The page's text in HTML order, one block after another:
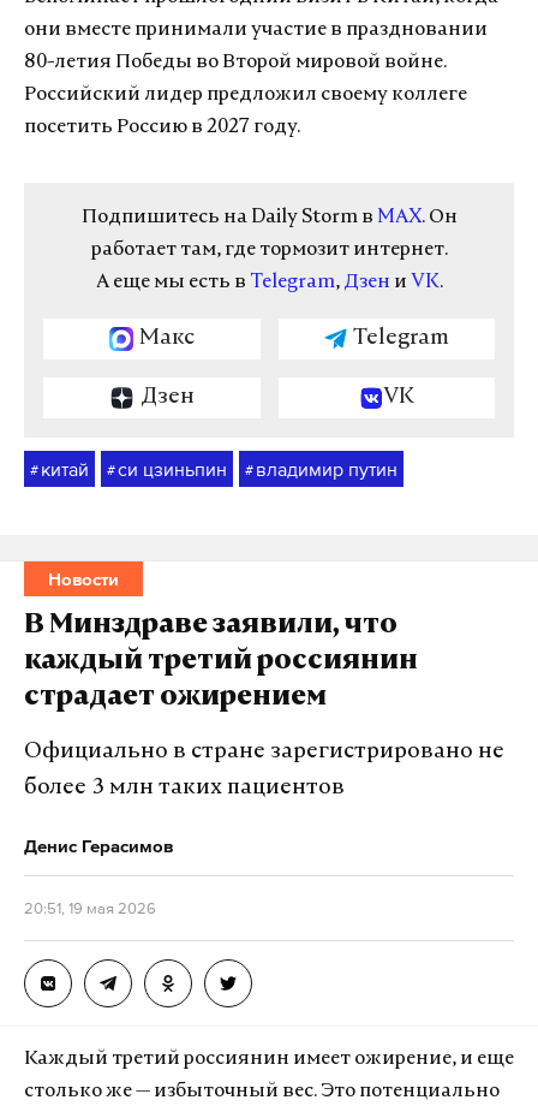
они вместе принимали участие в праздновании
80-летия Победы во Второй мировой войне.
Российский лидер предложил своему коллеге
посетить Россию в 2027 году.
Подпишитесь на Daily Storm в MAX. Он
работает там, где тормозит интернет.
А еще мы есть в Telegram, Дзен и VK.
Макс Telegram
Дзен VK
# китай #си цзиньпин # владимир путин
Новости
В Минздраве заявили, что
каждый третий россиянин
страдает ожирением
Официально в стране зарегистрировано не
более 3 млн таких пациентов
Денис Герасимов
20:51, 19 мая 2026
Каждый третий россиянин имеет ожирение, и еще
столько же — избыточный вес. Это потенциально